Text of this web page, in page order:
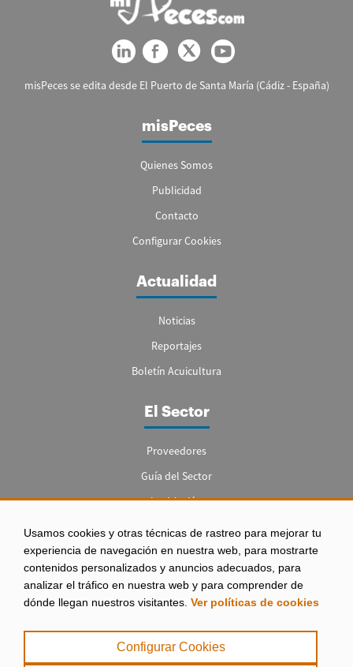
Usamos cookies y otras técnicas de rastreo para mejorar tu
experiencia de navegación en nuestra web, para mostrarte
contenidos personalizados y anuncios adecuados, para
analizar el tráfico en nuestra web y para comprender de
dónde llegan nuestros visitantes. Ver políticas de cookies
Configurar Cookies
misPeces se edita desde El Puerto de Santa María (Cádiz - España)
misPeces
Quienes Somos
Publicidad
Contacto
Configurar Cookies
Actualidad
Noticias
Reportajes
Boletín Acuicultura
El Sector
Proveedores
Guía del Sector
Legislación
Empleo
Aviso legal
|
Política de Privacidad